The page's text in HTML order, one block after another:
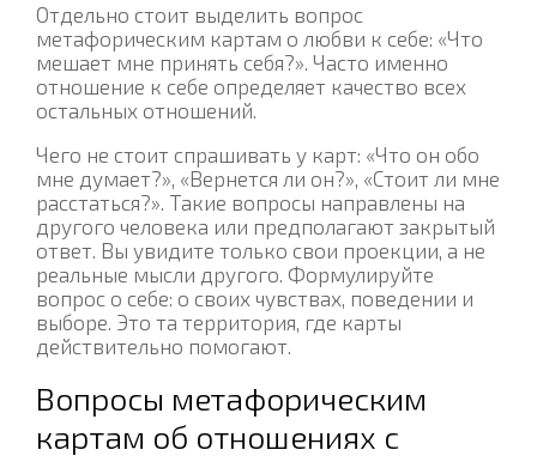
Отдельно стоит выделить вопрос
метафорическим картам о любви к себе: «Что
мешает мне принять себя?». Часто именно
отношение к себе определяет качество всех
остальных отношений.
Чего не стоит спрашивать у карт: «Что он обо
мне думает?», «Вернется ли он?», «Стоит ли мне
расстаться?». Такие вопросы направлены на
другого человека или предполагают закрытый
ответ. Вы увидите только свои проекции, а не
реальные мысли другого. Формулируйте
вопрос о себе: о своих чувствах, поведении и
выборе. Это та территория, где карты
действительно помогают.
Вопросы метафорическим
картам об отношениях с